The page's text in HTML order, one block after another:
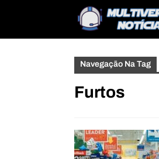
Navegação Na Tag
Furtos